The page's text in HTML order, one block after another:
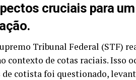
cruciais para
Tribunal Federal (STF)
contexto de cotas raciais. Isso
cotista foi questionado,